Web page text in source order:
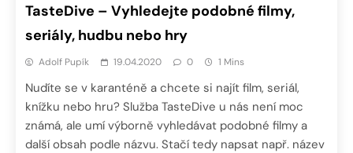
TasteDive – Vyhledejte podobné filmy,
seriály, hudbu nebo hry
Adolf Pupík 19.04.2020 0 1 Mins
Nudíte se v karanténě a chcete si najít film, seriál,
knížku nebo hru? Služba TasteDive u nás není moc
známá, ale umí výborně vyhledávat podobné filmy a
další obsah podle názvu. Stačí tedy napsat např. název